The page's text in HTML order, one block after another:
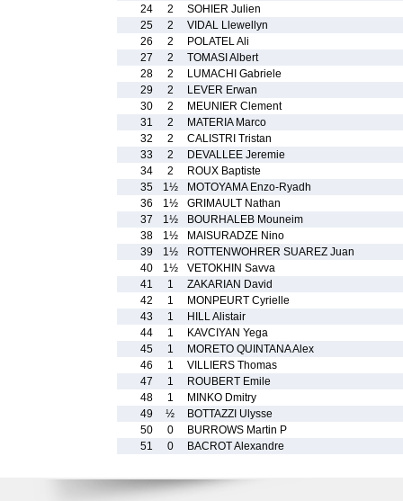
24
2
SOHIER Julien
25
2
VIDAL Llewellyn
26
2
POLATEL Ali
27
2
TOMASI Albert
28
2
LUMACHI Gabriele
29
2
LEVER Erwan
30
2
MEUNIER Clement
31
2
MATERIA Marco
32
2
CALISTRI Tristan
33
2
DEVALLEE Jeremie
34
2
ROUX Baptiste
35
1½
MOTOYAMA Enzo-Ryadh
36
1½
GRIMAULT Nathan
37
1½
BOURHALEB Mouneim
38
1½
MAISURADZE Nino
39
1½
ROTTENWOHRER SUAREZ Juan
40
1½
VETOKHIN Savva
41
1
ZAKARIAN David
42
1
MONPEURT Cyrielle
43
1
HILL Alistair
44
1
KAVCIYAN Yega
45
1
MORETO QUINTANA Alex
46
1
VILLIERS Thomas
47
1
ROUBERT Emile
48
1
MINKO Dmitry
49
½
BOTTAZZI Ulysse
50
0
BURROWS Martin P
51
0 BACROT Alexandre